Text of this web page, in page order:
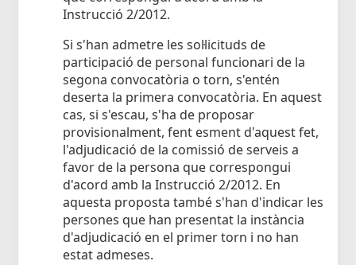
Instrucció 2/2012.
Si s'han admetre les sol·licituds de
participació de personal funcionari de la
segona convocatòria o torn, s'entén
deserta la primera convocatòria. En aquest
cas, si s'escau, s'ha de proposar
provisionalment, fent esment d'aquest fet,
l'adjudicació de la comissió de serveis a
favor de la persona que correspongui
d'acord amb la Instrucció 2/2012. En
aquesta proposta també s'han d'indicar les
persones que han presentat la instància
d'adjudicació en el primer torn i no han
estat admeses.